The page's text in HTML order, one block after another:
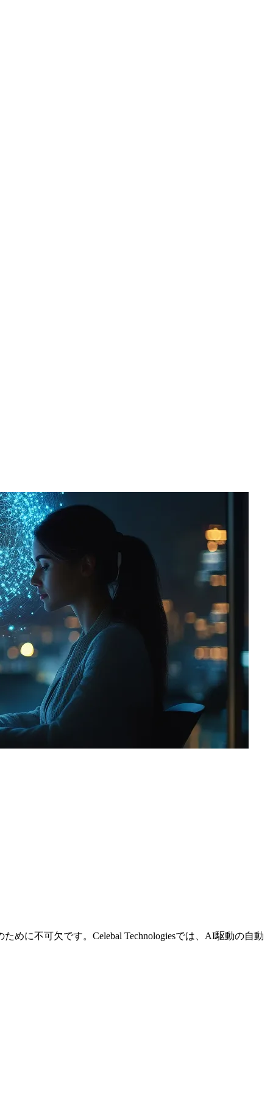
に不可欠です。Celebal Technologiesでは、AI駆動の自動